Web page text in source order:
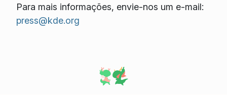
Para mais informações, envie-nos um e-mail:
press@kde.org